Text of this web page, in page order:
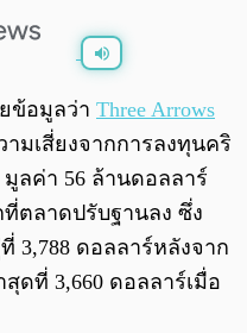
ข้อมูลว่า Three Arrows
มเสี่ยงจากการลงทุนคริ
มูลค่า 56 ล้านดอลลาร์
ที่ตลาดปรับฐานลง ซึ่ง
3,788 ดอลลาร์หลังจาก
ดที่ 3,660 ดอลลาร์เมื่อ